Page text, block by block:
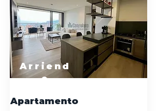
Arriend
o
Apartamento